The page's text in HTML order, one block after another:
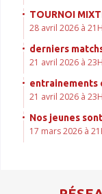
TOURNOI
28 avril 2026 à
derniers
21 avril 2026 à
entrainements
21 avril 2026 à
Nos jeunes
17 mars 2026 à